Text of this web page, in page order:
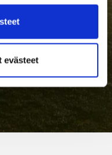
evästeet